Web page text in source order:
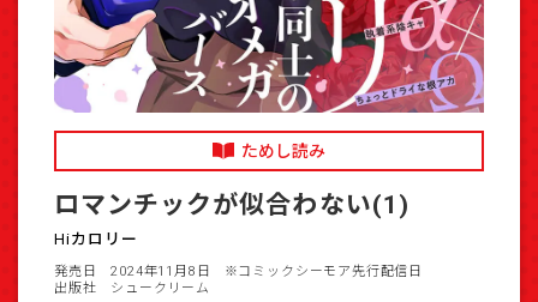
ためし読み
ロマンチックが似合わない(1)
Hiカロリー
発売日 2024年11月8日
※コミックシーモア先行配信日
出版社 シュークリーム